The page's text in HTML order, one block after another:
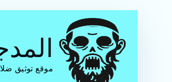
المحتوى
موقع توثيق